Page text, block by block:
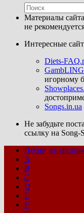
Материалы
не
Интересные
Diets-
игорному
Songs.in.ua
Не забудьте
ссылку на Song-
Песни на
A
B
C
D
E
F